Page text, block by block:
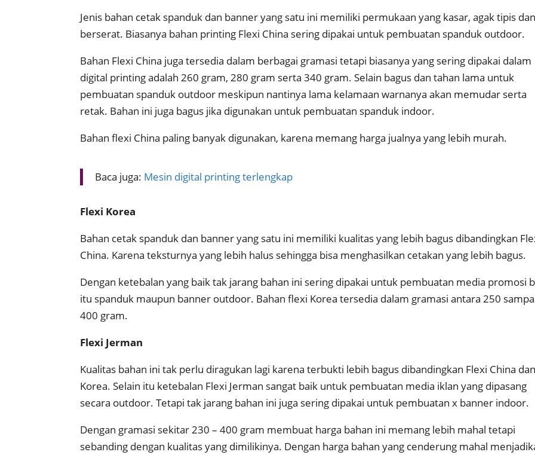
Jenis bahan cetak spanduk dan banner yang satu ini memiliki permukaan yang kasar, agak tipis
berserat. Biasanya bahan printing Flexi China sering dipakai untuk pembuatan spanduk outdoor.
Bahan Flexi China juga tersedia dalam berbagai gramasi tetapi biasanya yang sering dipakai dalam
digital printing adalah 260 gram, 280 gram serta 340 gram. Selain bagus dan tahan lama untuk
pembuatan spanduk outdoor meskipun nantinya lama kelamaan warnanya akan memudar serta
retak. Bahan ini juga bagus jika digunakan untuk pembuatan spanduk indoor.
Bahan flexi China paling banyak digunakan, karena memang harga jualnya yang lebih murah.
Baca juga: Mesin digital printing terlengkap
Flexi Korea
Bahan cetak spanduk dan banner yang satu ini memiliki kualitas yang lebih bagus dibandingkan
China. Karena teksturnya yang lebih halus sehingga bisa menghasilkan cetakan yang lebih bagus.
Dengan ketebalan yang baik tak jarang bahan ini sering dipakai untuk pembuatan media promosi
itu spanduk maupun banner outdoor. Bahan flexi Korea tersedia dalam gramasi antara 250
400 gram.
Flexi Jerman
Kualitas bahan ini tak perlu diragukan lagi karena terbukti lebih bagus dibandingkan Flexi China
Korea. Selain itu ketebalan Flexi Jerman sangat baik untuk pembuatan media iklan yang dipasang
secara outdoor. Tetapi tak jarang bahan ini juga sering dipakai untuk pembuatan x banner indoor.
Dengan gramasi sekitar 230 – 400 gram membuat harga bahan ini memang lebih mahal tetapi
sebanding dengan kualitas yang dimilikinya. Dengan harga bahan yang cenderung mahal